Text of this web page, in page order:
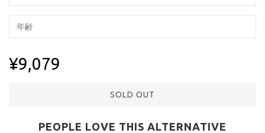
¥9,079
SOLD OUT
PEOPLE LOVE THIS ALTERNATIVE